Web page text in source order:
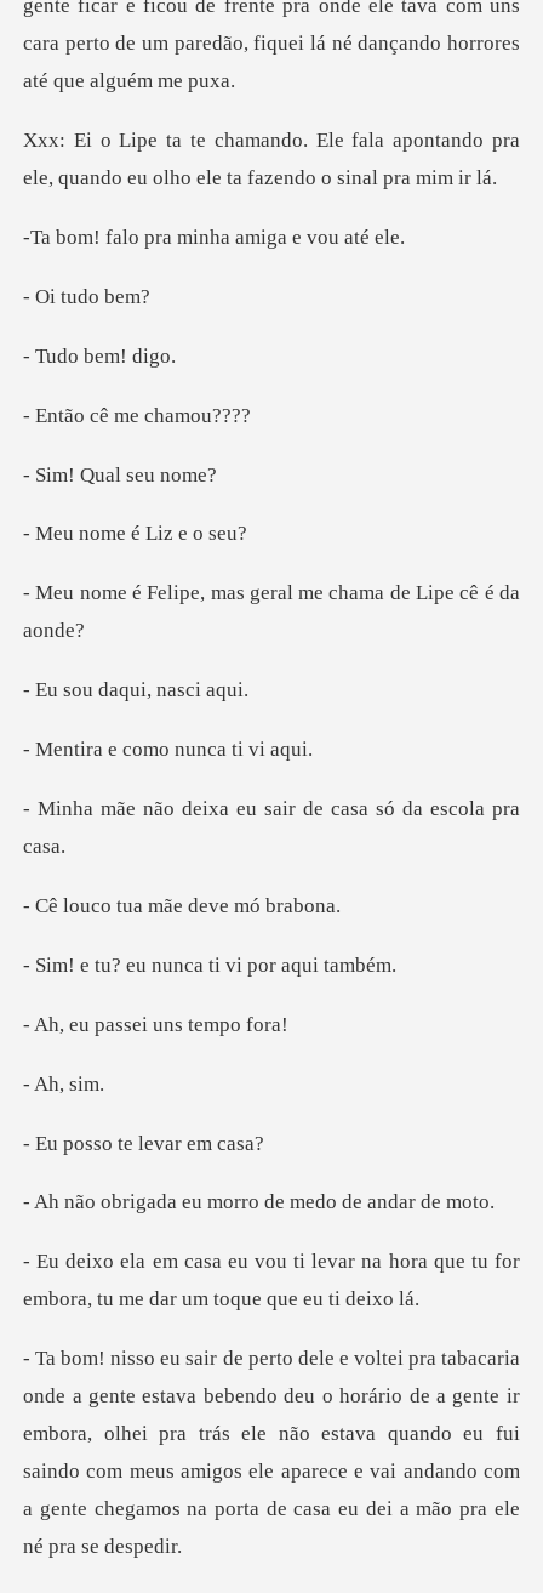
la apontando pra
ele, quando eu olho
pra minha amig
tud
o bem
cê me ch
Qual se
me é Liz
mas geral me chama
daqui, na
como nunca
a eu sair de casa só
tua mãe dev
u nunca ti vi
assei uns
h,
o te leva
eu morro de medo
evar na hora que tu for
embora, tu
ário de a gente ir
embora, olhei pra trás ele não estava quando eu fui
saindo com meus amigos ele